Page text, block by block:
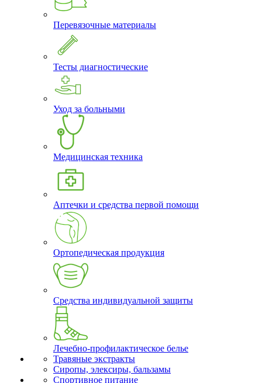
Перевязочные материалы
Тесты диагностические
Уход за больными
Медицинская техника
Аптечки и средства первой помощи
Ортопедическая продукция
Средства индивидуальной защиты
Лечебно-профилактическое белье
Травяные экстракты
Сиропы, элексиры, бальзамы
Спортивное питание